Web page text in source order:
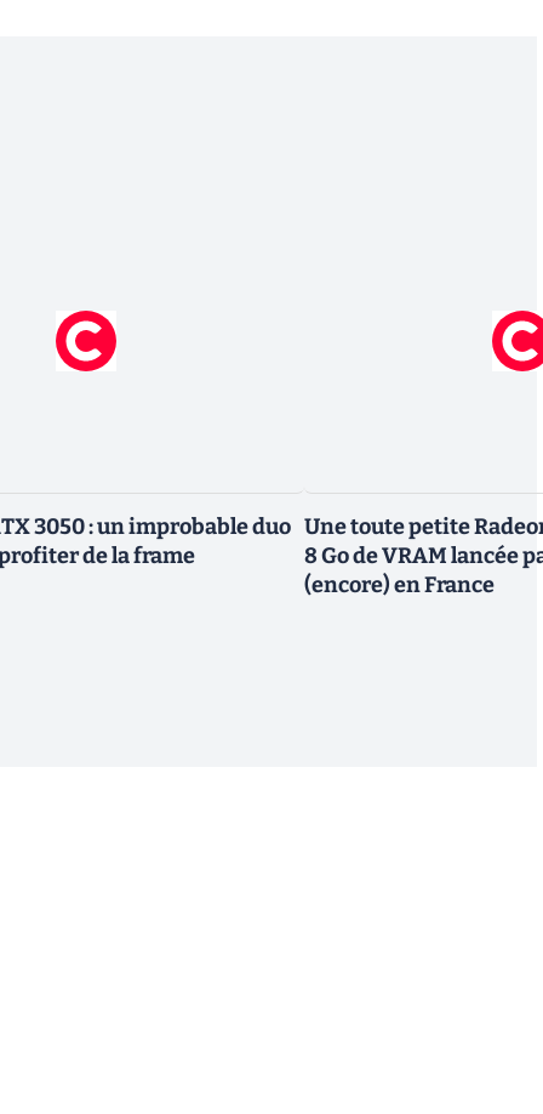
3050 : un improbable duo
de la frame
Une toute petite
8 Go de VRAM lancée
(encore) en France